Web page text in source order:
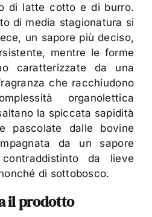
di latte cotto e di burro.
di media stagionatura si
un sapore più deciso,
mentre le forme
caratterizzate da una
che racchiudono
organolettica
la spiccata sapidità
pascolate dalle bovine
da un sapore
da lieve
di sottobosco.
il prodotto